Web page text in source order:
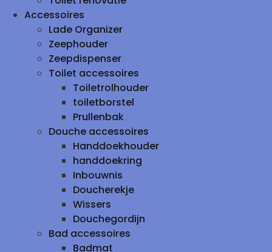
Accessoires
Lade Organizer
Zeephouder
Zeepdispenser
Toilet accessoires
Toiletrolhouder
toiletborstel
Prullenbak
Douche accessoires
Handdoekhouder
handdoekring
Inbouwnis
Doucherekje
Wissers
Douchegordijn
Bad accessoires
Badmat